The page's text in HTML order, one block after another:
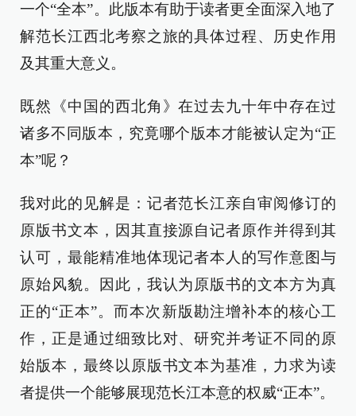
一个“全本”。此版本有助于读者更全面深入地了
解范长江西北考察之旅的具体过程、历史作用
及其重大意义。
既然《中国的西北角》在过去九十年中存在过
诸多不同版本，究竟哪个版本才能被认定为“正
本”呢？
我对此的见解是：记者范长江亲自审阅修订的
原版书文本，因其直接源自记者原作并得到其
认可，最能精准地体现记者本人的写作意图与
原始风貌。因此，我认为原版书的文本方为真
正的“正本”。而本次新版勘注增补本的核心工
作，正是通过细致比对、研究并考证不同的原
始版本，最终以原版书文本为基准，力求为读
者提供一个能够展现范长江本意的权威“正本”。